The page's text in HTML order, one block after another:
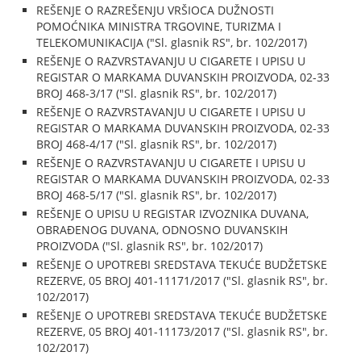
REŠENJE O RAZREŠENJU VRŠIOCA DUŽNOSTI
POMOĆNIKA MINISTRA TRGOVINE, TURIZMA I
TELEKOMUNIKACIJA ("Sl. glasnik RS", br. 102/2017)
REŠENJE O RAZVRSTAVANJU U CIGARETE I UPISU U
REGISTAR O MARKAMA DUVANSKIH PROIZVODA, 02-33
BROJ 468-3/17 ("Sl. glasnik RS", br. 102/2017)
REŠENJE O RAZVRSTAVANJU U CIGARETE I UPISU U
REGISTAR O MARKAMA DUVANSKIH PROIZVODA, 02-33
BROJ 468-4/17 ("Sl. glasnik RS", br. 102/2017)
REŠENJE O RAZVRSTAVANJU U CIGARETE I UPISU U
REGISTAR O MARKAMA DUVANSKIH PROIZVODA, 02-33
BROJ 468-5/17 ("Sl. glasnik RS", br. 102/2017)
REŠENJE O UPISU U REGISTAR IZVOZNIKA DUVANA,
OBRAĐENOG DUVANA, ODNOSNO DUVANSKIH
PROIZVODA ("Sl. glasnik RS", br. 102/2017)
REŠENJE O UPOTREBI SREDSTAVA TEKUĆE BUDŽETSKE
REZERVE, 05 BROJ 401-11171/2017 ("Sl. glasnik RS", br.
102/2017)
REŠENJE O UPOTREBI SREDSTAVA TEKUĆE BUDŽETSKE
REZERVE, 05 BROJ 401-11173/2017 ("Sl. glasnik RS", br.
102/2017)